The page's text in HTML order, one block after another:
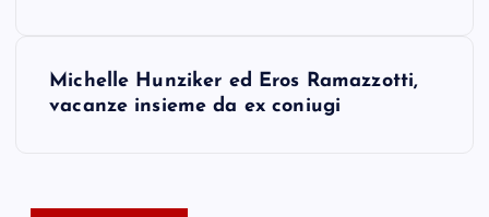
Michelle Hunziker ed Eros Ramazzotti,
vacanze insieme da ex coniugi